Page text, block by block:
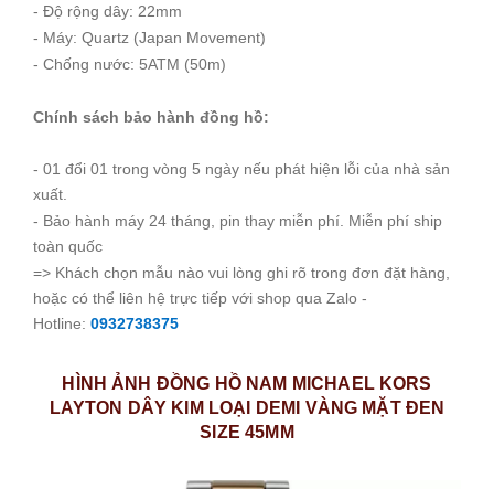
- Độ rộng dây: 22mm
- Máy: Quartz (Japan Movement)
- Chống nước: 5ATM (50m)
Chính sách bảo hành đồng hồ:
- 01 đổi 01 trong vòng 5 ngày nếu phát hiện lỗi của nhà sản
xuất.
- Bảo hành máy 24 tháng, pin thay miễn phí. Miễn phí ship
toàn quốc
=> Khách chọn mẫu nào vui lòng ghi rõ trong đơn đặt hàng,
hoặc có thể liên hệ trực tiếp với shop qua Zalo -
Hotline: 0932738375
HÌNH ẢNH ĐỒNG HỒ NAM MICHAEL KORS
LAYTON DÂY KIM LOẠI DEMI VÀNG MẶT ĐEN
SIZE 45MM